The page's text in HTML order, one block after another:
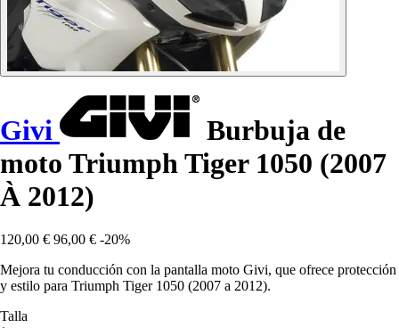
Givi
Burbuja de
moto Triumph Tiger 1050 (2007
À 2012)
120,00 € 96,00 € -20%
Mejora tu conducción con la pantalla moto Givi, que ofrece protección
y estilo para Triumph Tiger 1050 (2007 a 2012).
Talla